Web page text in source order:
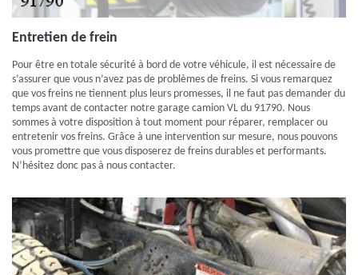
Entretien de frein
Pour être en totale sécurité à bord de votre véhicule, il est nécessaire de
s’assurer que vous n’avez pas de problèmes de freins. Si vous remarquez
que vos freins ne tiennent plus leurs promesses, il ne faut pas demander du
temps avant de contacter notre garage camion VL du 91790. Nous
sommes à votre disposition à tout moment pour réparer, remplacer ou
entretenir vos freins. Grâce à une intervention sur mesure, nous pouvons
vous promettre que vous disposerez de freins durables et performants.
N’hésitez donc pas à nous contacter.